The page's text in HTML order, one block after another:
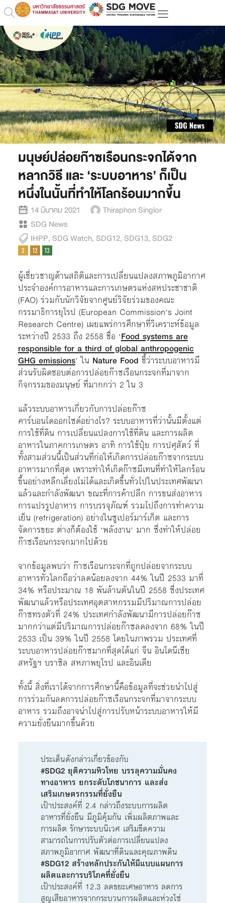
มนุษย์ปล่อยก๊าซเรือนกระจกได้จาก
หลากวิธี และ ‘ระบบอาหาร’ ก็เป็น
หนึ่งในนั้นที่ทำให้โลกร้อนมากขึ้น
14 มีนาคม 2021
Thiraphon Singlor
SDG News
IHPP, SDG Watch, SDG12, SDG13, SDG2
ผู้เชี่ยวชาญด้านสถิติและการเปลี่ยนแปลงสภาพภูมิอากาศ
ประจำองค์การอาหารและการเกษตรแห่งสหประชาชาติ
(FAO) ร่วมกับนักวิจัยจากศูนย์วิจัยร่วมของคณะ
กรรมาธิการยุโรป (European Commission’s Joint
Research Centre) เผยแพร่การศึกษาที่วิเคราะห์ข้อมูล
ระหว่างปี 2533 ถึง 2558 ชื่อ ‘Food systems are
responsible for a third of global anthropogenic
GHG emissions’ ใน Nature Food ชี้ว่าระบบอาหารมี
ส่วนรับผิดชอบต่อการปล่อยก๊าซเรือนกระจกที่มาจาก
กิจกรรมของมนุษย์ ที่มากกว่า 2 ใน 3
แล้วระบบอาหารเกี่ยวกับการปล่อยก๊าซ
คาร์บอนไดออกไซด์อย่างไร? ระบบอาหารที่ว่านั้นมีตั้งแต่
การใช้ที่ดิน การเปลี่ยนแปลงการใช้ที่ดิน และการผลิต
อาหารในภาคการเกษตร อาทิ การใช้ปุ๋ย การปศุสัตว์ ที่
ทั้งสามส่วนนี้เป็นส่วนที่ก่อให้เกิดการปล่อยก๊าซจากระบบ
อาหารมากที่สุด เพราะทำให้เกิดก๊าซมีเทนที่ทำให้โลกร้อน
ขึ้นอย่างหลีกเลี่ยงไม่ได้และเกิดขึ้นทั่วไปในประเทศพัฒนา
แล้วและกำลังพัฒนา ขณะที่การค้าปลีก การขนส่งอาหาร
การแปรรูปอาหาร การบรรจุภัณฑ์ รวมไปถึงการทำความ
เย็น (refrigeration) อย่างในซูเปอร์มาร์เก็ต และการ
จัดการขยะ ต่างก็ต้องใช้ ‘พลังงาน’ มาก ซึ่งทำให้ปล่อย
ก๊าซเรือนกระจกมากไปด้วย
จากข้อมูลพบว่า ก๊าซเรือนกระจกที่ถูกปล่อยจากระบบ
อาหารทั่วโลกถือว่าลดน้อยลงจาก 44% ในปี 2533 มาที่
34% หรือประมาณ 18 พันล้านตันในปี 2558 ซึ่งประเทศ
พัฒนาแล้วหรือประเทศอุตสาหกรรมมีปริมาณการปล่อย
ก๊าซทรงตัวที่ 24% ประเทศกำลังพัฒนามีการปล่อยก๊าซ
มากกว่าแต่มีปริมาณการปล่อยก๊าซลดลงจาก 68% ในปี
2533 เป็น 39% ในปี 2558 โดยในภาพรวม ประเทศที่
ระบบอาหารปล่อยก๊าซมากที่สุดได้แก่ จีน อินโดนีเซีย
สหรัฐฯ บราซิล สหภาพยุโรป และอินเดีย
ทั้งนี้ สิ่งที่เราได้จากการศึกษานี้คือข้อมูลที่จะช่วยนำไปสู่
การร่วมกันลดการปล่อยก๊าซเรือนกระจกที่มาจากระบบ
อาหาร รวมถึงอาจนำไปสู่การปรับหน้าระบบอาหารให้มี
ความยั่งยืนมากขึ้นด้วย
ประเด็นดังกล่าวเกี่ยวข้องกับ
#SDG2 ยุติความหิวโหย บรรลุความมั่นคง
ทางอาหาร ยกระดับโภชนาการ และส่ง
เสริมเกษตรกรรมที่ยั่งยืน
เป้าประสงค์ที่ 2.4 กล่าวถึงระบบการผลิต
อาหารที่ยั่งยืน มีภูมิคุ้มกัน เพิ่มผลิตภาพและ
การผลิต รักษาระบบนิเวศ เสริมขีดความ
สามารถในการปรับตัวต่อการเปลี่ยนแปลง
สภาพภูมิอากาศ พัฒนาที่ดินและคุณภาพดิน
#SDG12 สร้างหลักประกันให้มีแบบแผนการ
ผลิตและการบริโภคที่ยั่งยืน
เป้าประสงค์ที่ 12.3 ลดขยะเศษอาหาร ลดการ
สูญเสียอาหารจากกระบวนการผลิตและห่วงโซ่